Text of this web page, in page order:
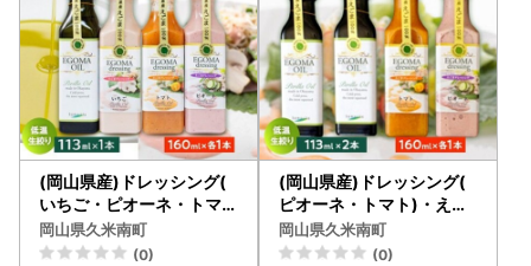
(岡山県産)ドレッシング(
いちご・ピオーネ・トマト
)・えごまオイル詰め合わ
せ【1283441】
岡山県久米南町
(0)
(岡山県産)ドレッシング(
ピオーネ・トマト)・えご
まオイル詰め合わせ【128
3452】
岡山県久米南町
(0)